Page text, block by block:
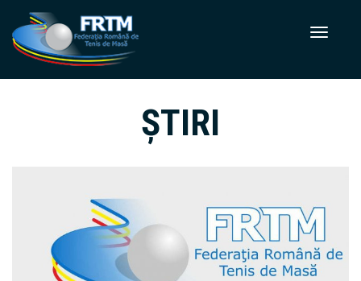
ȘTIRI